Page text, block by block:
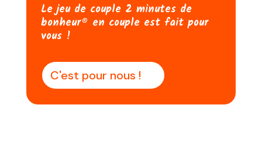
Le jeu de couple 2 minutes de
bonheur® en couple est fait pour
vous !
C'est pour nous !